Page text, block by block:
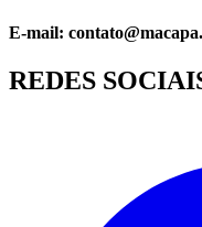
E-mail:
REDES